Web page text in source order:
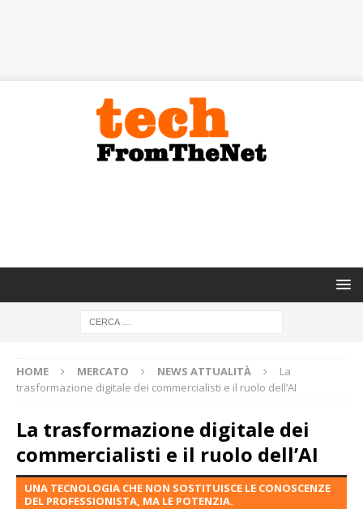
HOME MERCATO NEWS ATTUALITÀ
La
trasformazione digitale dei commercialisti e il ruolo dell’AI
La trasformazione digitale dei
commercialisti e il ruolo dell’AI
UNA TECNOLOGIA CHE NON SOSTITUISCE LE CONOSCENZE
DEL PROFESSIONISTA, MA LE POTENZIA.